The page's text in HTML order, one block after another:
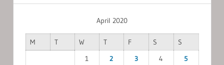
April 2020
M T W T F S
S
1
2 3 4
5